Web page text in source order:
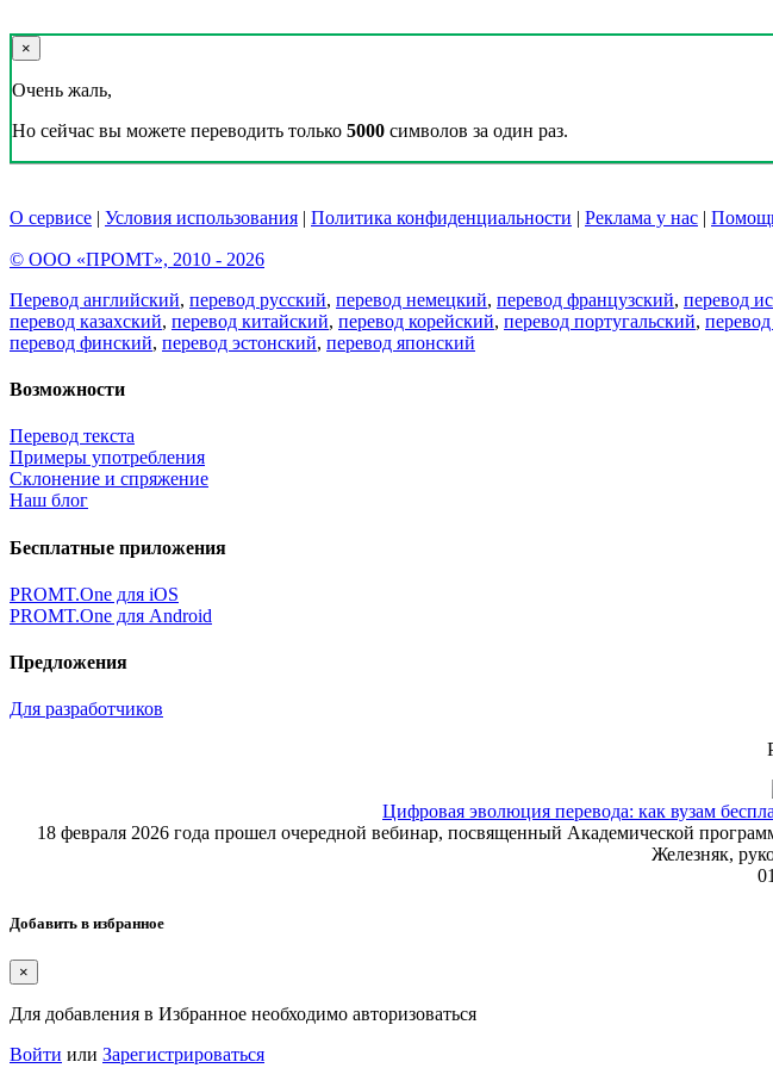
×
Очень жаль,
Но сейчас вы можете переводить только 5000 символов за один раз.
О сервисе | Условия использования | Политика конфиденциальности | Реклама у нас |
© ООО «ПРОМТ», 2010 - 2026
Перевод английский, перевод русский, перевод немецкий, перевод французский, перевод
перевод казахский, перевод китайский, перевод корейский, перевод португальский,
перевод финский, перевод эстонский, перевод японский
Возможности
Перевод текста
Примеры употребления
Склонение и спряжение
Наш блог
Бесплатные приложения
PROMT.One для iOS
PROMT.One для Android
Предложения
Для разработчиков
Цифровая эволюция перевода: как вузам
18 февраля 2026 года прошел очередной вебинар, посвященный Академической
Железняк,
Добавить в избранное
×
Для добавления в Избранное необходимо авторизоваться
Войти или Зарегистрироваться